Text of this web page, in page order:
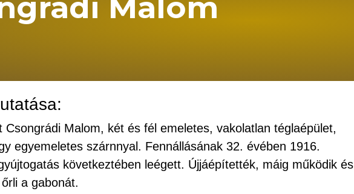
Malom
Csongrádi Malom, két és fél emeletes, vakolatlan téglaépület,
egyemeletes szárnnyal. Fennállásának 32. évében 1916.
következtében leégett. Újjáépítették, máig működik és
a gabonát.